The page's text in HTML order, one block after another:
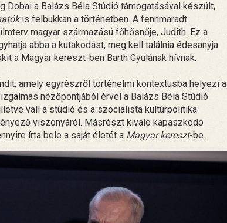
Dobai a Balázs Béla Stúdió támogatásával készült,
is felbukkan a történetben. A fennmaradt
magyar származású főhősnője, Judith. Ez a
abba a kutakodást, meg kell találnia édesanyja
a Magyar kereszt-ben Barth Gyulának hívnak.
amely egyrészről történelmi kontextusba helyezi a
nézőpontjából érvel a Balázs Béla Stúdió
vall a stúdió és a szocialista kultúrpolitika
viszonyáról. Másrészt kiváló kapaszkodó
írta bele a saját életét a Magyar kereszt-be.